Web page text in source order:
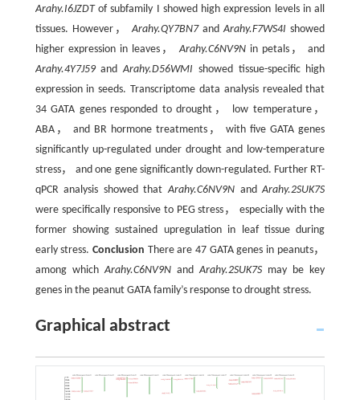
Arahy.I6JZDTof subfamily I showed high expression levels in all
tissues. However，Arahy.QY7BN7andArahy.F7WS4I showed
higher expression in leaves，Arahy.C6NV9Nin petals， and
Arahy.4Y7J59andArahy.D56WMI showed tissue-specific high
expression in seeds. Transcriptome data analysis revealed that
34 GATA genes responded to drought， low temperature，
ABA， and BR hormone treatments， with five GATA genes
significantly up-regulated under drought and low-temperature
stress， and one gene significantly down-regulated. Further RT-
qPCR analysis showed thatArahy.C6NV9N andArahy.2SUK7S
were specifically responsive to PEG stress， especially with the
former showing sustained upregulation in leaf tissue during
early stress. Conclusion There are 47 GATA genes in peanuts，
among whichArahy.C6NV9NandArahy.2SUK7S may be key
genes in the peanut GATA family’s response to drought stress.
Graphical abstract